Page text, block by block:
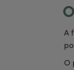
A
O